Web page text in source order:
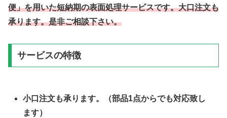
便」を用いた短納期の表面処理サービスです。大口注文も
承ります。是非ご相談下さい。
サービスの特徴
小口注文も承ります。（部品1点からでも対応致し
ます）